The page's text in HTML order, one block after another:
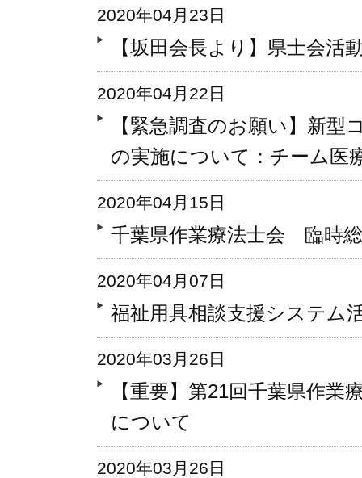
2020年04月23日
【坂田会長より】県士会活
2020年04月22日
【緊急調査のお願い】新
の実施について：チーム医
2020年04月15日
千葉県作業療法士会 臨時
2020年04月07日
福祉用具相談支援システム
2020年03月26日
【重要】第21回千葉県作業
について
2020年03月26日